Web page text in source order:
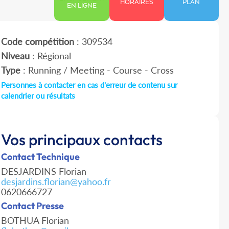
EN LIGNE
HORAIRES PLAN
Code compétition: 309534
Niveau: Régional
Type: Running / Meeting - Course - Cross
Personnes à contacter en cas d'erreur de contenu sur
calendrier ou résultats
Vos principaux contacts
Contact Technique
DESJARDINS Florian
desjardins.florian@yahoo.fr
0620666727
Contact Presse
BOTHUA Florian